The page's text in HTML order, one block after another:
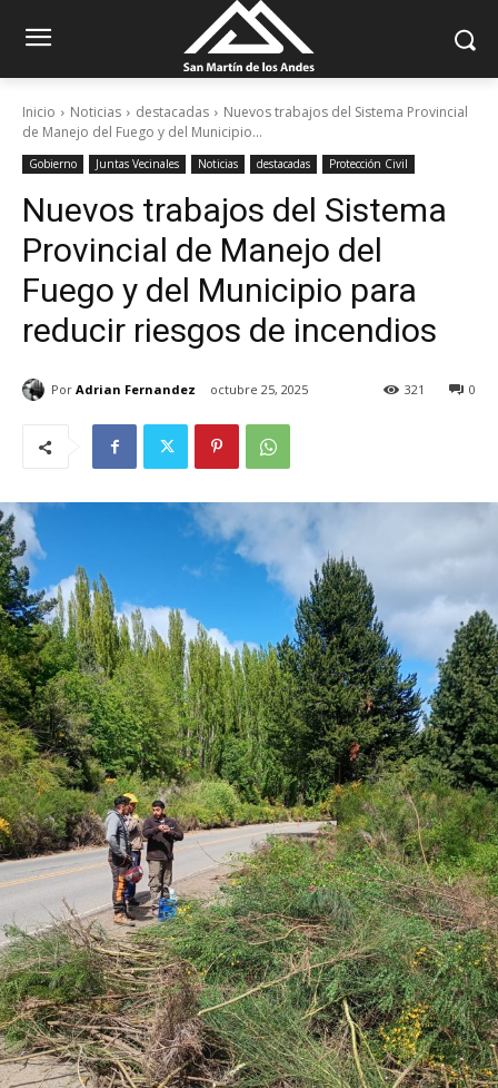
Inicio Noticias destacadas
Nuevos trabajos del Sistema Provincial
de Manejo del Fuego y del Municipio...
Gobierno Juntas Vecinales Noticias destacadas Protección Civil
Nuevos trabajos del Sistema
Provincial de Manejo del
Fuego y del Municipio para
reducir riesgos de incendios
Por Adrian Fernandez octubre 25, 2025 0
321